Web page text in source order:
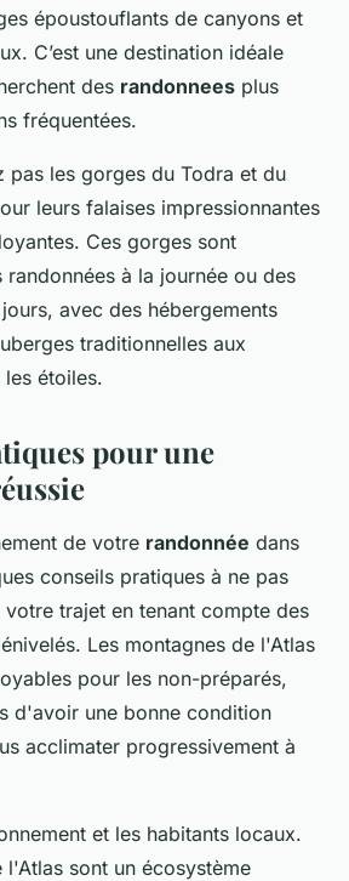
époustouflants de canyons et
C’est une destination idéale
des randonnees plus
fréquentées.
pas les gorges du Todra et du
leurs falaises impressionnantes
Ces gorges sont
à la journée ou des
avec des hébergements
traditionnelles aux
étoiles.
pour une
de votre randonnée dans
conseils pratiques à ne pas
votre trajet en tenant compte des
Les montagnes de l'Atlas
pour les non-préparés,
d'avoir une bonne condition
acclimater progressivement à
et les habitants locaux.
l'Atlas sont un écosystème